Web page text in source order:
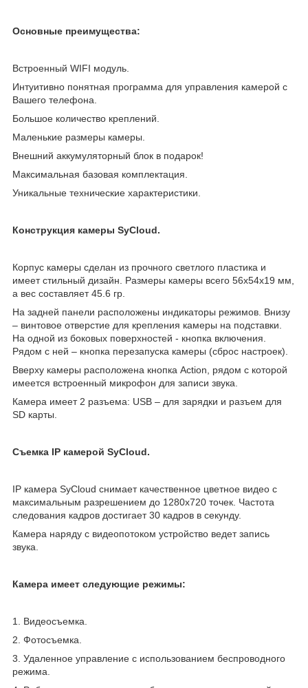
Основные преимущества:
Встроенный WIFI модуль.
Интуитивно понятная программа для управления камерой с
Вашего телефона.
Большое количество креплений.
Маленькие размеры камеры.
Внешний аккумуляторный блок в подарок!
Максимальная базовая комплектация.
Уникальные технические характеристики.
Конструкция камеры SyCloud.
Корпус камеры сделан из прочного светлого пластика и
имеет стильный дизайн. Размеры камеры всего 56х54х19 мм,
а вес составляет 45.6 гр.
На задней панели расположены индикаторы режимов. Внизу
– винтовое отверстие для крепления камеры на подставки.
На одной из боковых поверхностей - кнопка включения.
Рядом с ней – кнопка перезапуска камеры (сброс настроек).
Вверху камеры расположена кнопка Action, рядом с которой
имеется встроенный микрофон для записи звука.
Камера имеет 2 разъема: USB – для зарядки и разъем для
SD карты.
Съемка IP камерой SyCloud.
IP камера SyCloud снимает качественное цветное видео с
максимальным разрешением до 1280х720 точек. Частота
следования кадров достигает 30 кадров в секунду.
Камера наряду с видеопотоком устройство ведет запись
звука.
Камера имеет следующие режимы:
1. Видеосъемка.
2. Фотосъемка.
3. Удаленное управление с использованием беспроводного
режима.